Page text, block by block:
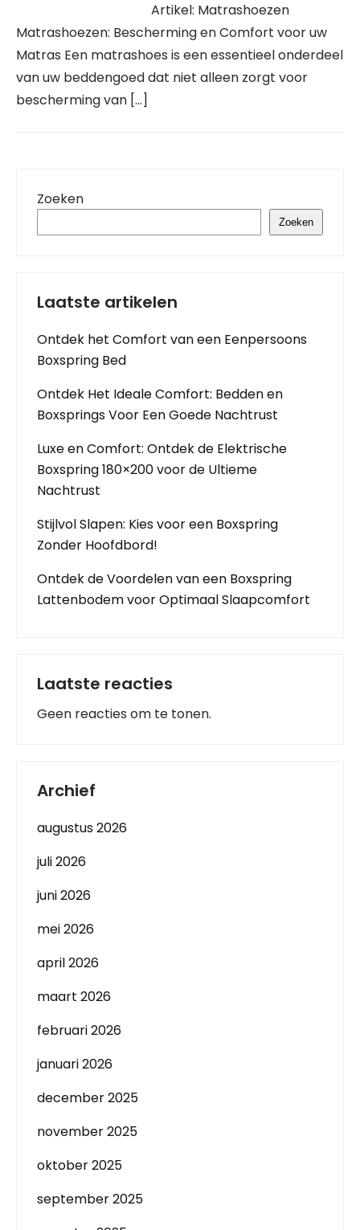
Artikel: Matrashoezen
Matrashoezen: Bescherming en Comfort voor uw
Matras Een matrashoes is een essentieel onderdeel
van uw beddengoed dat niet alleen zorgt voor
bescherming van […]
Zoeken
Zoeken
Laatste artikelen
Ontdek het Comfort van een Eenpersoons
Boxspring Bed
Ontdek Het Ideale Comfort: Bedden en
Boxsprings Voor Een Goede Nachtrust
Luxe en Comfort: Ontdek de Elektrische
Boxspring 180×200 voor de Ultieme
Nachtrust
Stijlvol Slapen: Kies voor een Boxspring
Zonder Hoofdbord!
Ontdek de Voordelen van een Boxspring
Lattenbodem voor Optimaal Slaapcomfort
Laatste reacties
Geen reacties om te tonen.
Archief
augustus 2026
juli 2026
juni 2026
mei 2026
april 2026
maart 2026
februari 2026
januari 2026
december 2025
november 2025
oktober 2025
september 2025